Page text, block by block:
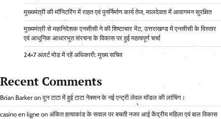
मुख्यमंत्री की मॉनिटरिंग में राहत एवं पुनर्निर्माण कार्य तेज, मालदेवता में आवागमन सुरक्षित
मुख्यमंत्री से महानिदेशक एनसीसी ने की शिष्टाचार भेंट, उत्तराखण्ड में एनसीसी के विस्तार
एवं आधुनिक आधारभूत संरचना के विकास पर हुई महत्वपूर्ण चर्चा
24×7 अलर्ट मोड में रहें अधिकारी: मुख्य सचिव
Recent Comments
Brian Barker onदून टाटा में हुई टाटा नेक्सन के नई एन्ट्री लेवल मॉडल की लांचिंग।
casino en ligne on अंकित हत्याकांड के सवाल पर बचती नजर आई केंद्रीय महिला एवं बाल विकास